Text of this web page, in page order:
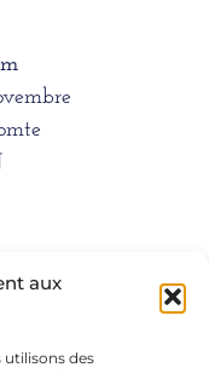
aux
utilisons des